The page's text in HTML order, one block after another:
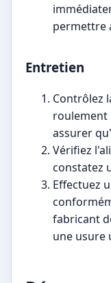
permettre
Entretien
Contrôlez
roulement
assurer
Vérifiez
constatez
Effectuez
fabricant
une usure